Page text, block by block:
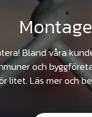
Bland våra
och
litet. Läs mer och